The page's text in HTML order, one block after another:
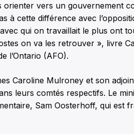
orienter vers un gouvernement
à cette différence avec
qui on travaillait le plus ont
on va les retrouver », livre
l’Ontario (AFO).
Caroline Mulroney et son
leurs comtés respectifs. Le
Sam Oosterhoff, qui est